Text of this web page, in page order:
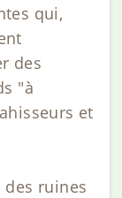
qui,
des
"à
et
des ruines